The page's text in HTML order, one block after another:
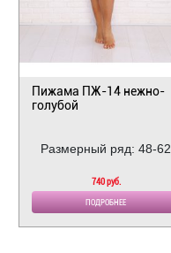
Пижама ПЖ-14 нежно-
голубой
Размерный ряд: 48-62
740 руб.
ПОДРОБНЕЕ